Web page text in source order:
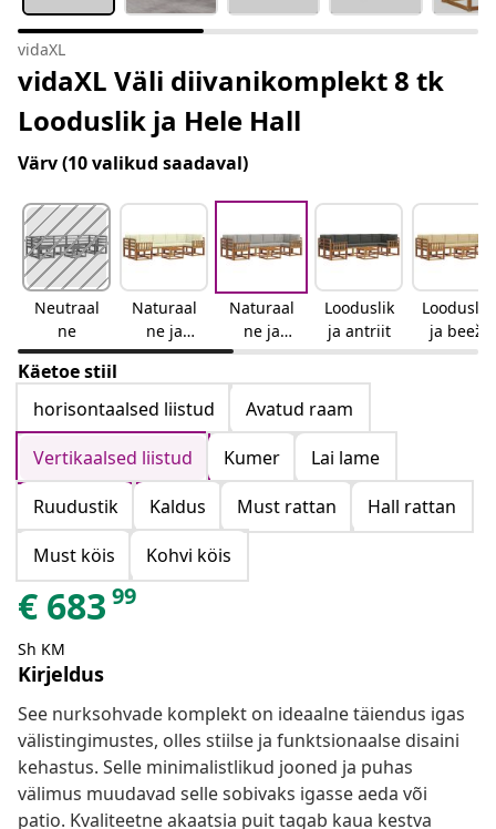
vidaXL
vidaXL Väli diivanikomplekt 8 tk
Looduslik ja Hele Hall
Värv(10 valikud saadaval)
Neutraal
ne
Naturaal
ne ja
kreemjas
Naturaal
ne ja
helehall
Looduslik
ja antriit
Looduslik
ja beež
Käetoe stiil
horisontaalsed liistud
Avatud raam
Vertikaalsed liistud
Kumer
Lai lame
Ruudustik
Kaldus Must rattan
Hall rattan
Must köis
Kohvi köis
€ 683 99
Sh KM
Kirjeldus
See nurksohvade komplekt on ideaalne täiendus igas
välistingimustes, olles stiilse ja funktsionaalse disaini
kehastus. Selle minimalistlikud jooned ja puhas
välimus muudavad selle sobivaks igasse aeda või
patio. Kvaliteetne akaatsia puit tagab kaua kestva